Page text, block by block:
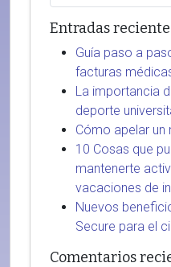
Entradas
Guía paso a
facturas
La importancia
deporte
Cómo apelar
10 Cosas que
mantenerte
vacaciones de
Nuevos
Secure para el
Comentarios